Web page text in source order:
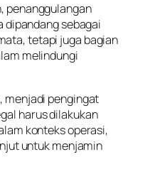
penanggulangan
dipandang sebagai
tetapi juga bagian
melindungi
menjadi pengingat
harus dilakukan
konteks operasi,
untuk menjamin